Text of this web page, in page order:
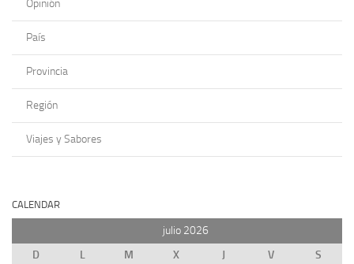
Opinión
País
Provincia
Región
Viajes y Sabores
CALENDAR
julio 2026
D
L M X J V
S